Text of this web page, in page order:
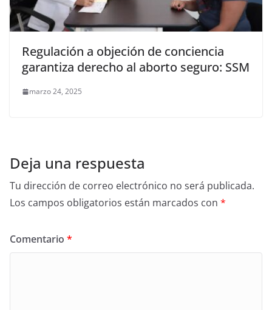
Regulación a objeción de conciencia
garantiza derecho al aborto seguro: SSM
marzo 24, 2025
Deja una respuesta
Tu dirección de correo electrónico no será publicada.
Los campos obligatorios están marcados con *
Comentario *